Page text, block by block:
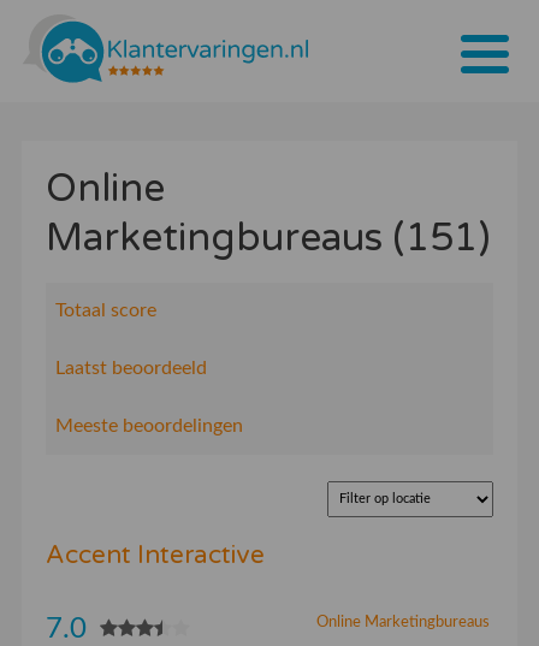
Tarieven
Bedrijven
Online
Marketingbureaus (151)
Totaal score
Laatst beoordeeld
Meeste beoordelingen
Accent Interactive
Online Marketingbureaus
7.0